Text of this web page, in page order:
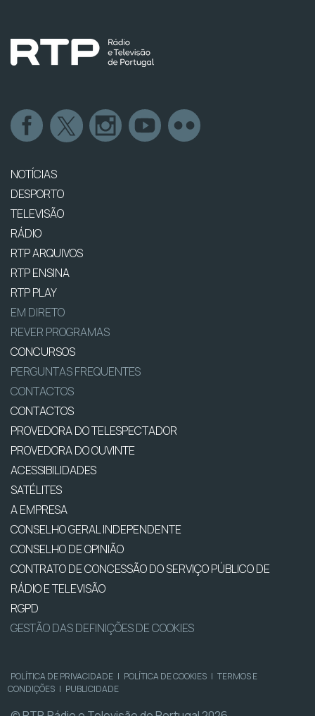
NOTÍCIAS
DESPORTO
TELEVISÃO
RÁDIO
RTP ARQUIVOS
RTP ENSINA
RTP PLAY
EM DIRETO
REVER PROGRAMAS
CONCURSOS
PERGUNTAS FREQUENTES
CONTACTOS
CONTACTOS
PROVEDORA DO TELESPECTADOR
PROVEDORA DO OUVINTE
ACESSIBILIDADES
SATÉLITES
A EMPRESA
CONSELHO GERAL INDEPENDENTE
CONSELHO DE OPINIÃO
CONTRATO DE CONCESSÃO DO SERVIÇO PÚBLICO DE
RÁDIO E TELEVISÃO
RGPD
GESTÃO DAS DEFINIÇÕES DE COOKIES
POLÍTICA DE PRIVACIDADE | POLÍTICA DE COOKIES | TERMOS E
CONDIÇÕES | PUBLICIDADE